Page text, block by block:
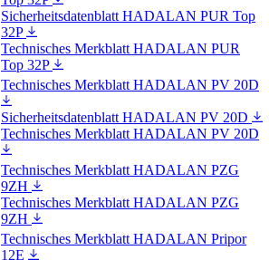
Sicherheitsdatenblatt HADALAN PUR Top
32P
Technisches Merkblatt HADALAN PUR
Top 32P
Technisches Merkblatt HADALAN PV 20D
Sicherheitsdatenblatt HADALAN PV 20D
Technisches Merkblatt HADALAN PV 20D
Technisches Merkblatt HADALAN PZG
9ZH
Technisches Merkblatt HADALAN PZG
9ZH
Technisches Merkblatt HADALAN Pripor
12E